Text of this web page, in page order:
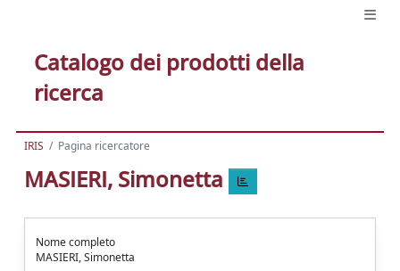
Catalogo dei prodotti della
ricerca
IRIS Pagina ricercatore
MASIERI, Simonetta
Nome completo
MASIERI, Simonetta